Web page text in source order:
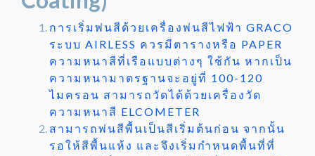
การเริ่มพ่นสีด้วยเครื่องพ่นสีไฟฟ้า GRACO
ระบบ AIRLESS ควรมีตารางหรือ PAPER
ความหนาสีที่เรือแบบต่างๆ ใช้กัน หากเป็น
ความหนามาตรฐานจะอยู่ที่ 100-120
ไมครอน สามารถวัดได้ด้วยเครื่องวัด
ความหนาสี ELCOMETER
สามารถพ่นสีพื้นเป็นสีเริ่มต้นก่อน จากนั้น
รอให้สีพื้นแห้ง และจึงเริ่มกำหนดพื้นที่ที่